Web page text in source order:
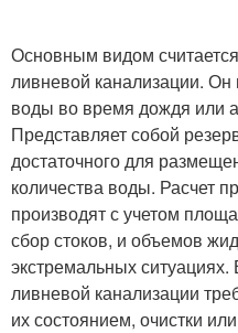
Основным видом
ливневой канализации.
воды во время дождя или
Представляет собой
достаточного для
количества воды. Расчет
производят с учетом
сбор стоков, и объемов
экстремальных
ливневой канализации
их состоянием, очистки